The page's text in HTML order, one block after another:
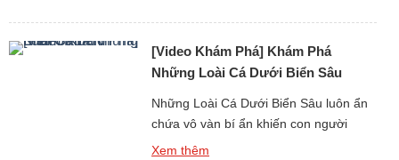
các loài động […]
[Video Khám Phá] Khám Phá
Những Loài Cá Dưới Biển Sâu
Những Loài Cá Dưới Biển Sâu luôn ẩn
chứa vô vàn bí ẩn khiến con người
không khỏi tò mò, đặc biệt là tiếng kêu
Xem thêm